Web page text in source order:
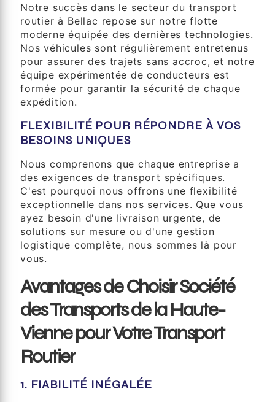
Notre succès dans le secteur du transport
routier à Bellac repose sur notre flotte
moderne équipée des dernières technologies.
Nos véhicules sont régulièrement entretenus
pour assurer des trajets sans accroc, et notre
équipe expérimentée de conducteurs est
formée pour garantir la sécurité de chaque
expédition.
FLEXIBILITÉ POUR RÉPONDRE À VOS
BESOINS UNIQUES
Nous comprenons que chaque entreprise a
des exigences de transport spécifiques.
C'est pourquoi nous offrons une flexibilité
exceptionnelle dans nos services. Que vous
ayez besoin d'une livraison urgente, de
solutions sur mesure ou d'une gestion
logistique complète, nous sommes là pour
vous.
Avantages de Choisir Société
des Transports de la Haute-
Vienne pour Votre Transport
Routier
1. FIABILITÉ INÉGALÉE